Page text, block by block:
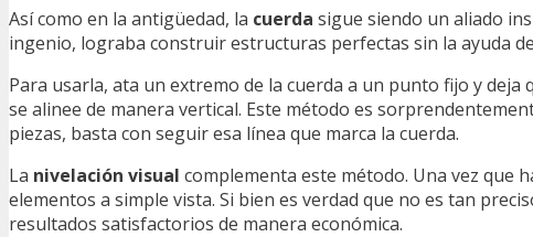
Así como en la antigüedad, la cuerda sigue siendo un aliado
ingenio, lograba construir estructuras perfectas sin la ayuda
Para usarla, ata un extremo de la cuerda a un punto fijo y
se alinee de manera vertical. Este método es
piezas, basta con seguir esa línea que marca la cuerda.
La nivelación visual complementa este método. Una vez que
elementos a simple vista. Si bien es verdad que no es tan
resultados satisfactorios de manera económica.